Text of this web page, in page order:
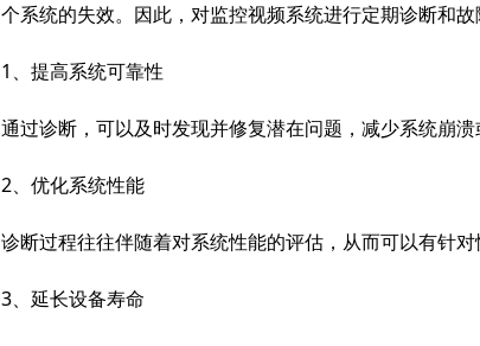
个系统的失效。因此，对监控视频系统进行定期诊断和故
1、提高系统可靠性
通过诊断，可以及时发现并修复潜在问题，减少系统崩溃
2、优化系统性能
诊断过程往往伴随着对系统性能的评估，从而可以有针对
3、延长设备寿命